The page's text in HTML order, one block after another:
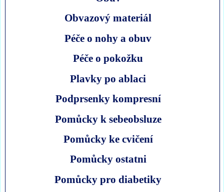
Obvazový materiál
Péče o nohy a obuv
Péče o pokožku
Plavky po ablaci
Podprsenky kompresní
Pomůcky k sebeobsluze
Pomůcky ke cvičení
Pomůcky ostatni
Pomůcky pro diabetiky